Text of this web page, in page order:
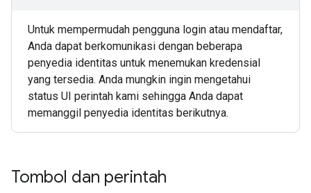
Untuk mempermudah pengguna login atau mendaftar,
Anda dapat berkomunikasi dengan beberapa
penyedia identitas untuk menemukan kredensial
yang tersedia. Anda mungkin ingin mengetahui
status UI perintah kami sehingga Anda dapat
memanggil penyedia identitas berikutnya.
Tombol dan perintah